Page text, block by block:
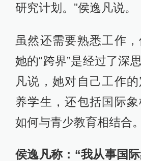
研究计划。”侯逸凡说。
虽然还需要熟悉工作，
她的“跨界”是经过了深
凡说，她对自己工作
养学生，还包括国际
如何与青少教育相结合。
侯逸凡称：“我从事国